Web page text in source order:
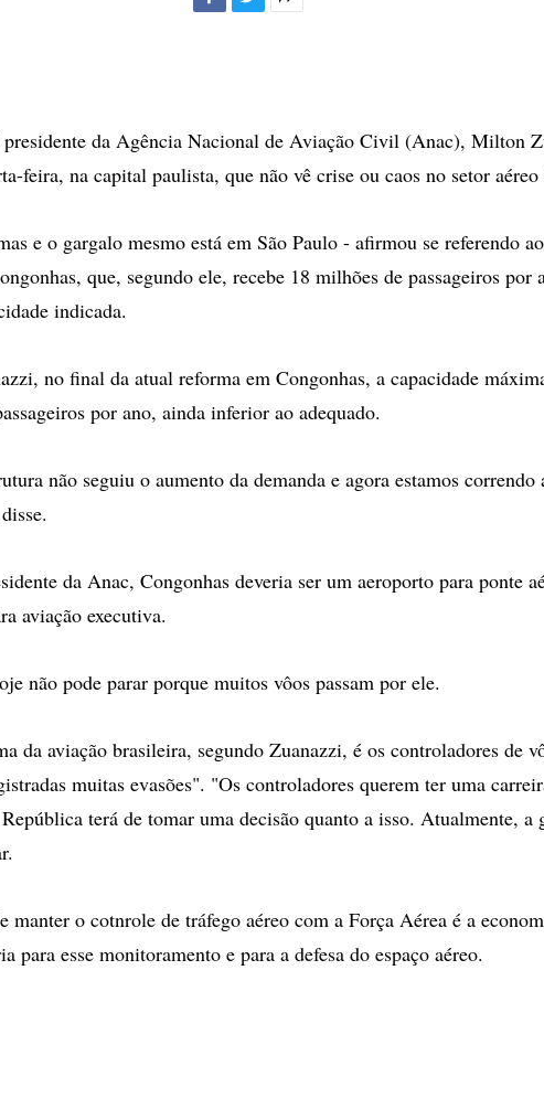
da Agência Nacional de Aviação Civil (Anac), Milton
feira, na capital paulista, que não vê crise ou caos no setor
e o gargalo mesmo está em São Paulo - afirmou se referendo ao
que, segundo ele, recebe 18 milhões de passageiros por
indicada.
no final da atual reforma em Congonhas, a capacidade
por ano, ainda inferior ao adequado.
não seguiu o aumento da demanda e agora estamos correndo
da Anac, Congonhas deveria ser um aeroporto para ponte
aviação executiva.
não pode parar porque muitos vôos passam por ele.
da aviação brasileira, segundo Zuanazzi, é os controladores de
muitas evasões". "Os controladores querem ter uma
terá de tomar uma decisão quanto a isso. Atualmente, a
manter o cotnrole de tráfego aéreo com a Força Aérea é a
para esse monitoramento e para a defesa do espaço aéreo.